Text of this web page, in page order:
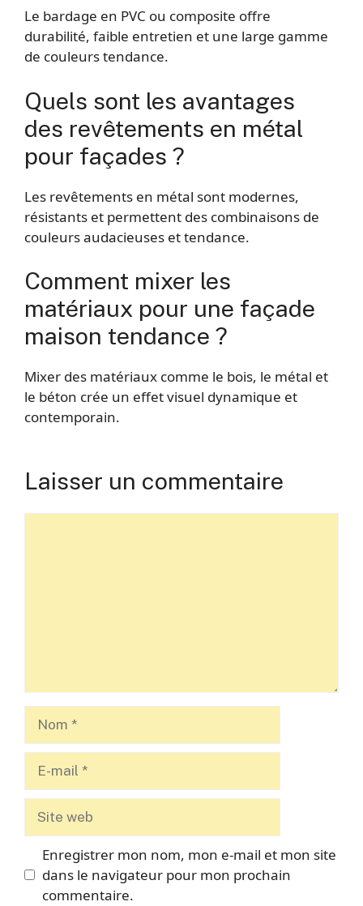
Le bardage en PVC ou composite offre
durabilité, faible entretien et une large gamme
de couleurs tendance.
Quels sont les avantages
des revêtements en métal
pour façades ?
Les revêtements en métal sont modernes,
résistants et permettent des combinaisons de
couleurs audacieuses et tendance.
Comment mixer les
matériaux pour une façade
maison tendance ?
Mixer des matériaux comme le bois, le métal et
le béton crée un effet visuel dynamique et
contemporain.
Laisser un commentaire
Enregistrer mon nom, mon e-mail et mon site
dans le navigateur pour mon prochain
commentaire.